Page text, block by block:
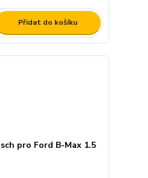
Přidat do košíku